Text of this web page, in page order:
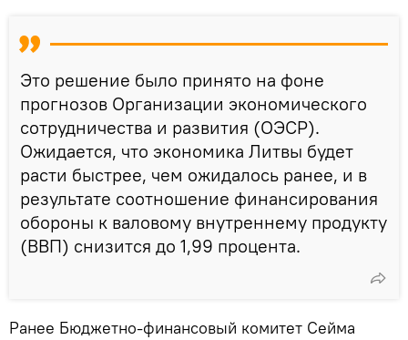
Это решение было принято на фоне
прогнозов Организации экономического
сотрудничества и развития (ОЭСР).
Ожидается, что экономика Литвы будет
расти быстрее, чем ожидалось ранее, и в
результате соотношение финансирования
обороны к валовому внутреннему продукту
(ВВП) снизится до 1,99 процента.
Ранее Бюджетно-финансовый комитет Сейма